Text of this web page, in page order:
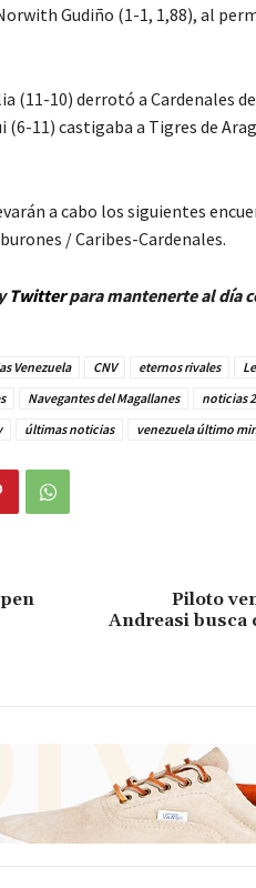
Gudiño (1-1, 1,88), al
(11-10) derrotó a Cardenales
11) castigaba a Tigres de
a cabo los siguientes
/ Caribes-Cardenales.
Twitterpara mantenerte al día
Venezuela CNV eternos rivales
Navegantes del Magallanes noticias
últimas noticias venezuela último
Piloto
Andreasi busca